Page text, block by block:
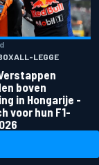
LEGGE
boven
in Hongarije -
voor hun F1-